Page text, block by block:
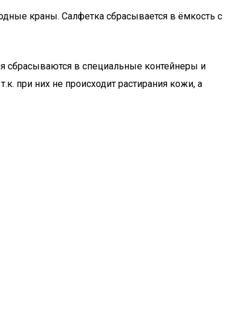
краны. Салфетка сбрасывается в ёмкость с
сбрасываются в специальные контейнеры и
при них не происходит растирания кожи, а